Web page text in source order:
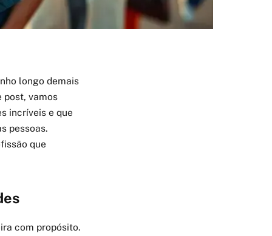
longo demais
post, vamos
incríveis e que
pessoas.
que
com propósito.